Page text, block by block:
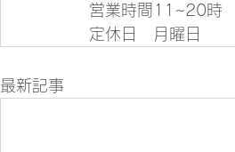
営業時間11~20時
定休日　月曜日
最新記事